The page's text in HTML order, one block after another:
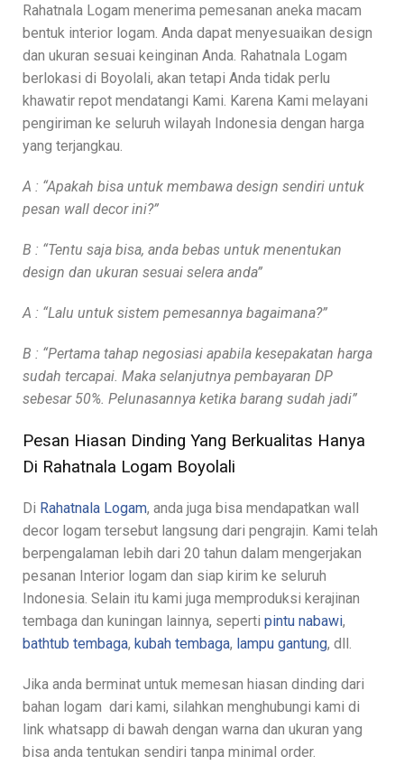
Rahatnala Logam menerima pemesanan aneka macam
bentuk interior logam. Anda dapat menyesuaikan design
dan ukuran sesuai keinginan Anda. Rahatnala Logam
berlokasi di Boyolali, akan tetapi Anda tidak perlu
khawatir repot mendatangi Kami. Karena Kami melayani
pengiriman ke seluruh wilayah Indonesia dengan harga
yang terjangkau.
A : “Apakah bisa untuk membawa design sendiri untuk
pesan wall decor ini?”
B : “Tentu saja bisa, anda bebas untuk menentukan
design dan ukuran sesuai selera anda”
A : “Lalu untuk sistem pemesannya bagaimana?”
B : “Pertama tahap negosiasi apabila kesepakatan harga
sudah tercapai. Maka selanjutnya pembayaran DP
sebesar 50%. Pelunasannya ketika barang sudah jadi”
Pesan Hiasan Dinding Yang Berkualitas Hanya
Di Rahatnala Logam Boyolali
Di Rahatnala Logam, anda juga bisa mendapatkan wall
decor logam tersebut langsung dari pengrajin. Kami telah
berpengalaman lebih dari 20 tahun dalam mengerjakan
pesanan Interior logam dan siap kirim ke seluruh
Indonesia. Selain itu kami juga memproduksi kerajinan
tembaga dan kuningan lainnya, seperti pintu nabawi,
bathtub tembaga, kubah tembaga, lampu gantung, dll.
Jika anda berminat untuk memesan hiasan dinding dari
bahan logam dari kami, silahkan menghubungi kami di
link whatsapp di bawah dengan warna dan ukuran yang
bisa anda tentukan sendiri tanpa minimal order.